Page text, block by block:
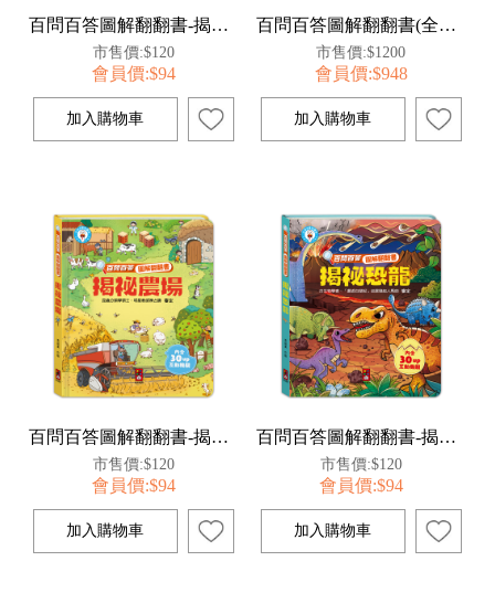
百問百答圖解翻翻書-揭祕職業
市售價:$120
會員價:$94
百問百答圖解翻翻書(全套10冊)
市售價:$1200
會員價:$948
百問百答圖解翻翻書-揭祕農場
市售價:$120
會員價:$94
百問百答圖解翻翻書-揭祕恐龍
市售價:$120
會員價:$94